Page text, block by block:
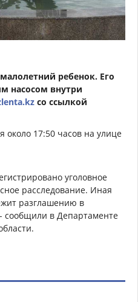
ребенок. Его
насосом внутри
со ссылкой
17:50 часов на улице
уголовное
расследование. Иная
разглашению в
сообщили в Департаменте